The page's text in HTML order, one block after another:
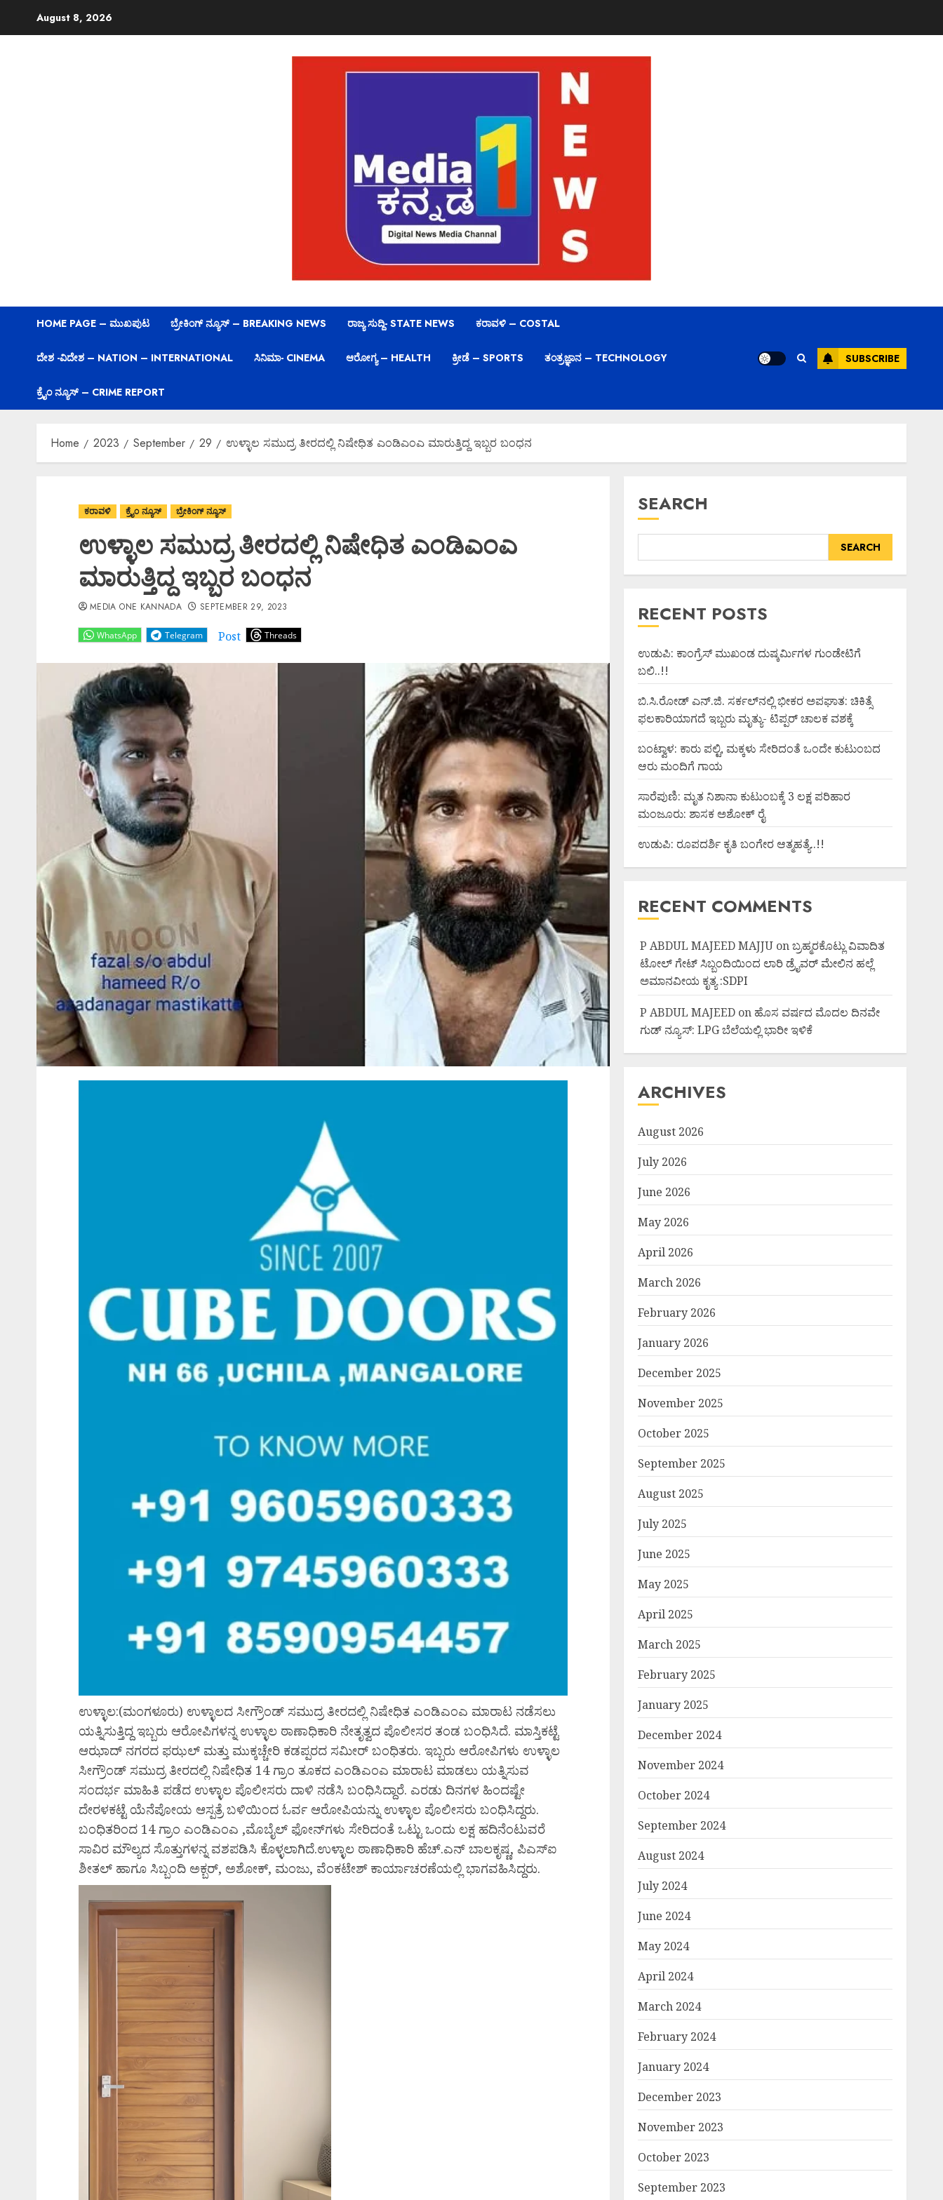
August 8, 2026
HOME PAGE – ಮುಖಪುಟ ಬ್ರೇಕಿಂಗ್ ನ್ಯೂಸ್ – BREAKING NEWS ರಾಜ್ಯ ಸುದ್ದಿ- STATE NEWS ಕರಾವಳಿ – COSTAL
ದೇಶ -ವಿದೇಶ – NATION – INTERNATIONAL ಸಿನಿಮಾ- CINEMA ಆರೋಗ್ಯ – HEALTH ಕ್ರೀಡೆ – SPORTS ತಂತ್ರಜ್ಞಾನ – TECHNOLOGY
ಕ್ರೈಂ ನ್ಯೂಸ್ – CRIME REPORT
SUBSCRIBE
Home 2023 September 29 ಉಳ್ಳಾಲ ಸಮುದ್ರ ತೀರದಲ್ಲಿ ನಿಷೇಧಿತ ಎಂಡಿಎಂಎ ಮಾರುತ್ತಿದ್ದ ಇಬ್ಬರ ಬಂಧನ
ಕರಾವಳಿ ಕ್ರೈಂ ನ್ಯೂಸ್ ಬ್ರೇಕಿಂಗ್ ನ್ಯೂಸ್
ಉಳ್ಳಾಲ ಸಮುದ್ರ ತೀರದಲ್ಲಿ ನಿಷೇಧಿತ ಎಂಡಿಎಂಎ
ಮಾರುತ್ತಿದ್ದ ಇಬ್ಬರ ಬಂಧನ
WhatsApp Telegram Post Threads
MEDIA ONE KANNADA SEPTEMBER 29, 2023
ಉಳ್ಳಾಲ:(ಮಂಗಳೂರು) ಉಳ್ಳಾಲದ ಸೀಗ್ರೌಂಡ್ ಸಮುದ್ರ ತೀರದಲ್ಲಿ ನಿಷೇಧಿತ ಎಂಡಿಎಂಎ ಮಾರಾಟ ನಡೆಸಲು
ಯತ್ನಿಸುತ್ತಿದ್ದ ಇಬ್ಬರು ಆರೋಪಿಗಳನ್ನ ಉಳ್ಳಾಲ ಠಾಣಾಧಿಕಾರಿ ನೇತೃತ್ವದ ಪೊಲೀಸರ ತಂಡ ಬಂಧಿಸಿದೆ. ಮಾಸ್ತಿಕಟ್ಟೆ
ಆಝಾದ್ ನಗರದ ಫಝಲ್ ಮತ್ತು ಮುಕ್ಕಚ್ಚೇರಿ ಕಡಪ್ಪರದ ಸಮೀರ್ ಬಂಧಿತರು. ಇಬ್ಬರು ಆರೋಪಿಗಳು ಉಳ್ಳಾಲ
ಸೀಗ್ರೌಂಡ್ ಸಮುದ್ರ ತೀರದಲ್ಲಿ ನಿಷೇಧಿತ 14 ಗ್ರಾಂ ತೂಕದ ಎಂಡಿಎಂಎ ಮಾರಾಟ ಮಾಡಲು ಯತ್ನಿಸುವ
ಸಂದರ್ಭ ಮಾಹಿತಿ ಪಡೆದ ಉಳ್ಳಾಲ ಪೊಲೀಸರು ದಾಳಿ ನಡೆಸಿ ಬಂಧಿಸಿದ್ದಾರೆ. ಎರಡು ದಿನಗಳ ಹಿಂದಷ್ಟೇ
ದೇರಳಕಟ್ಟೆ ಯೆನೆಪೋಯ ಆಸ್ಪತ್ರೆ ಬಳಿಯಿಂದ ಓರ್ವ ಆರೋಪಿಯನ್ನು ಉಳ್ಳಾಲ ಪೊಲೀಸರು ಬಂಧಿಸಿದ್ದರು.
ಬಂಧಿತರಿಂದ 14 ಗ್ರಾಂ ಎಂಡಿಎಂಎ ,ಮೊಬೈಲ್ ಫೋನ್‌ಗಳು ಸೇರಿದಂತೆ ಒಟ್ಟು ಒಂದು ಲಕ್ಷ ಹದಿನೆಂಟುವರೆ
ಸಾವಿರ ಮೌಲ್ಯದ ಸೊತ್ತುಗಳನ್ನ ವಶಪಡಿಸಿ ಕೊಳ್ಳಲಾಗಿದೆ.ಉಳ್ಳಾಲ ಠಾಣಾಧಿಕಾರಿ ಹೆಚ್.ಎನ್ ಬಾಲಕೃಷ್ಣ, ಪಿಎಸ್‌ಐ
ಶೀತಲ್ ಹಾಗೂ ಸಿಬ್ಬಂದಿ ಅಕ್ಬರ್, ಅಶೋಕ್, ಮಂಜು, ವೆಂಕಟೇಶ್ ಕಾರ್ಯಾಚರಣೆಯಲ್ಲಿ ಭಾಗವಹಿಸಿದ್ದರು.
SEARCH
SEARCH
RECENT POSTS
ಉಡುಪಿ: ಕಾಂಗ್ರೆಸ್ ಮುಖಂಡ ದುಷ್ಕರ್ಮಿಗಳ ಗುಂಡೇಟಿಗೆ
ಬಲಿ..!!
ಬಿ.ಸಿ.ರೋಡ್ ಎನ್.ಜಿ. ಸರ್ಕಲ್‌ನಲ್ಲಿ ಭೀಕರ ಅಪಘಾತ: ಚಿಕಿತ್ಸೆ
ಫಲಕಾರಿಯಾಗದೆ ಇಬ್ಬರು ಮೃತ್ಯು- ಟಿಪ್ಪರ್ ಚಾಲಕ ವಶಕ್ಕೆ
ಬಂಟ್ವಾಳ: ಕಾರು ಪಲ್ಟಿ, ಮಕ್ಕಳು ಸೇರಿದಂತೆ ಒಂದೇ ಕುಟುಂಬದ
ಆರು ಮಂದಿಗೆ ಗಾಯ
ಸಾರೆಪುಣಿ: ಮೃತ ನಿಶಾನಾ ಕುಟುಂಬಕ್ಕೆ 3 ಲಕ್ಷ ಪರಿಹಾರ
ಮಂಜೂರು: ಶಾಸಕ ಅಶೋಕ್ ರೈ
ಉಡುಪಿ: ರೂಪದರ್ಶಿ ಕೃತಿ ಬಂಗೇರ ಆತ್ಮಹತ್ಯೆ..!!
RECENT COMMENTS
P ABDUL MAJEED MAJJUonಬ್ರಹ್ಮರಕೊಟ್ಲು ವಿವಾದಿತ
ಟೋಲ್ ಗೇಟ್ ಸಿಬ್ಬಂದಿಯಿಂದ ಲಾರಿ ಡ್ರೈವರ್ ಮೇಲಿನ ಹಲ್ಲೆ
ಅಮಾನವೀಯ ಕೃತ್ಯ :SDPI
P ABDUL MAJEEDon ಹೊಸ ವರ್ಷದ ಮೊದಲ ದಿನವೇ
ಗುಡ್ ನ್ಯೂಸ್: LPG ಬೆಲೆಯಲ್ಲಿ ಭಾರೀ ಇಳಿಕೆ
ARCHIVES
August 2026
July 2026
June 2026
May 2026
April 2026
March 2026
February 2026
January 2026
December 2025
November 2025
October 2025
September 2025
August 2025
July 2025
June 2025
May 2025
April 2025
March 2025
February 2025
January 2025
December 2024
November 2024
October 2024
September 2024
August 2024
July 2024
June 2024
May 2024
April 2024
March 2024
February 2024
January 2024
December 2023
November 2023
October 2023
September 2023